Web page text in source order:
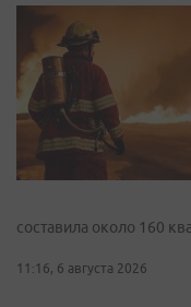
составила около 160
11:16, 6 августа 2026